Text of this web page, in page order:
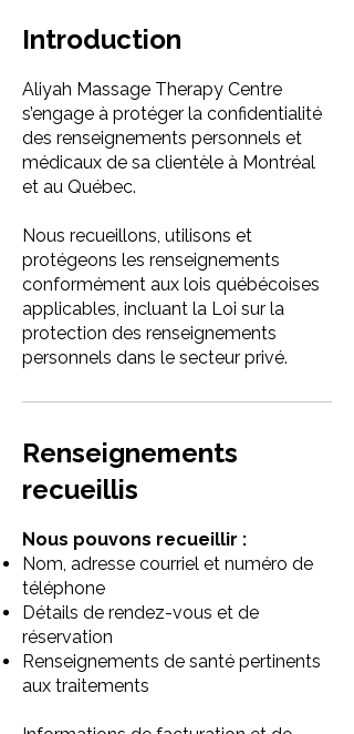
Introduction
Aliyah Massage Therapy Centre
s’engage à protéger la confidentialité
des renseignements personnels et
médicaux de sa clientèle à Montréal
et au Québec.
Nous recueillons, utilisons et
protégeons les renseignements
conformément aux lois québécoises
applicables, incluant la Loi sur la
protection des renseignements
personnels dans le secteur privé.
Renseignements
recueillis
Nous pouvons recueillir :
Nom, adresse courriel et numéro de
téléphone
Détails de rendez-vous et de
réservation
Renseignements de santé pertinents
aux traitements